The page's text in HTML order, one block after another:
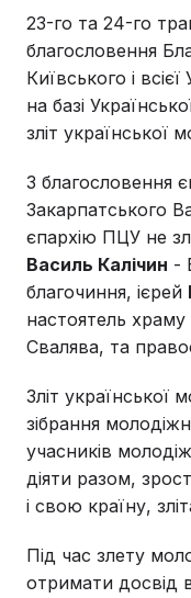
23-го та 24-го
благословення
Київського і всієї
на базі
зліт української
З благословення
Закарпатського
єпархію ПЦУ не
Василь Калічин -
благочиння, ієрей
настоятель храму
Свалява, та
Зліт
зібрання
учасників
діяти разом,
і свою країну,
Під час злету
отримати досвід